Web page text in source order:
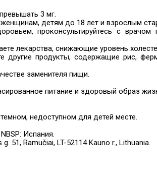
3 мг.
детям до 18 лет и взрослым
проконсультируйтесь с врачом
лекарства, снижающие уровень
другие продукты, содержащие рис,
заменителя пищи.
питание и здоровый образ
недоступном для детей месте.
Испания.
51, Ramučiai, LT-52114 Kauno r., Lithuania.